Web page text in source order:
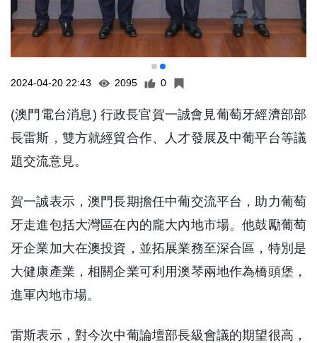
2024-04-20 22:43 2095 0
(澳門電台消息) 行政長官賀一誠會見葡萄牙經濟部部
長雷斯，雙方就經貿合作、人才發展及中葡平台等議
題交流意見。
賀一誠表示，澳門長期擔任中葡交流平台，助力葡萄
牙走進包括大灣區在內的龐大內地市場。他鼓勵葡萄
牙企業加大在澳投資，並拓展業務至深合區，特別是
大健康產業，相關企業可利用澳琴兩地作為橋頭堡，
進軍內地市場。
雷斯表示，對今次中葡論壇部長級會議的期望很高，